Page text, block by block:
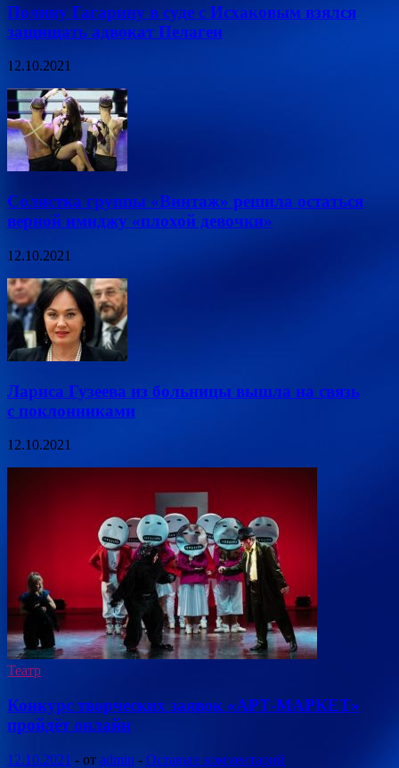
Полину Гагарину в суде с Исхаковым взялся
защищать адвокат Пелагеи
12.10.2021
Солистка группы «Винтаж» решила остаться
верной имиджу «плохой девочки»
12.10.2021
Лариса Гузеева из больницы вышла на связь
с поклонниками
12.10.2021
Театр
Конкурс творческих заявок «АРТ-МАРКЕТ»
пройдёт онлайн
12.10.2021 - от admin - Оставьте комментарий